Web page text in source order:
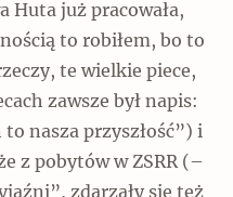
już pracowała,
to robiłem, bo to
te wielkie piece,
zawsze był napis:
nasza przyszłość”) i
z pobytów w ZSRR (–
zdarzały się też